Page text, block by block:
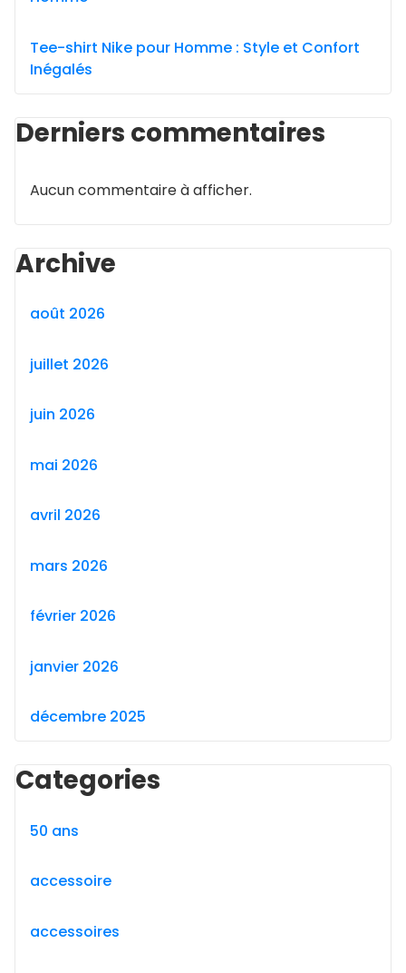
Tee-shirt Nike pour Homme : Style et Confort
Inégalés
Derniers commentaires
Aucun commentaire à afficher.
Archive
août 2026
juillet 2026
juin 2026
mai 2026
avril 2026
mars 2026
février 2026
janvier 2026
décembre 2025
Categories
50 ans
accessoire
accessoires